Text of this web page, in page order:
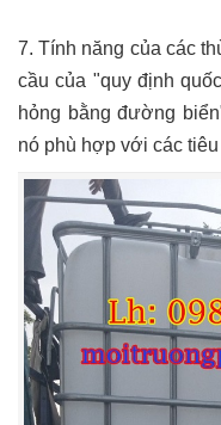
7. Tính năng của các
cầu của "quy định
hỏng bằng đường
nó phù hợp với các